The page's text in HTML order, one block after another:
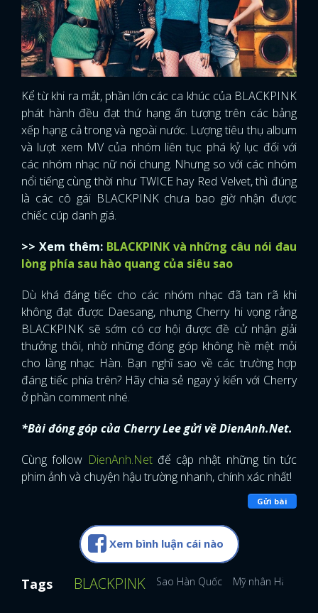
Kể từ khi ra mắt, phần lớn các ca khúc của BLACKPINK
phát hành đều đạt thứ hạng ấn tượng trên các bảng
xếp hạng cả trong và ngoài nước. Lượng tiêu thụ album
và lượt xem MV của nhóm liên tục phá kỷ lục đối với
các nhóm nhạc nữ nói chung. Nhưng so với các nhóm
nổi tiếng cùng thời như TWICE hay Red Velvet, thì đúng
là các cô gái BLACKPINK chưa bao giờ nhận được
chiếc cúp danh giá.
>> Xem thêm: BLACKPINK và những câu nói đau
lòng phía sau hào quang của siêu sao
Dù khá đáng tiếc cho các nhóm nhạc đã tan rã khi
không đạt được Daesang, nhưng Cherry hi vọng rằng
BLACKPINK sẽ sớm có cơ hội được đề cử nhận giải
thưởng thôi, nhờ những đóng góp không hề mệt mỏi
cho làng nhạc Hàn. Bạn nghĩ sao về các trường hợp
đáng tiếc phía trên? Hãy chia sẻ ngay ý kiến với Cherry
ở phần comment nhé.
*Bài đóng góp của Cherry Lee gửi về DienAnh.Net.
Cùng follow DienAnh.Net để cập nhật những tin tức
phim ảnh và chuyện hậu trường nhanh, chính xác nhất!
Gửi bài
Xem bình luận cái nào
Tags BLACKPINK Sao Hàn Quốc Mỹ nhân Hàn